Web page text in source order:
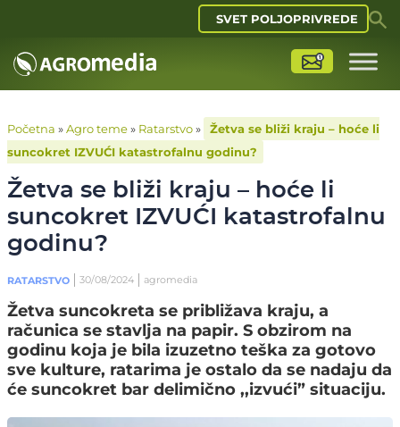
SVET POLJOPRIVREDE
Početna »Agro teme» Ratarstvo»
Žetva se bliži kraju – hoće li
suncokret IZVUĆI katastrofalnu godinu?
Žetva se bliži kraju – hoće li
suncokret IZVUĆI katastrofalnu
godinu?
RATARSTVO 30/08/2024 agromedia
Žetva suncokreta se približava kraju, a
računica se stavlja na papir. S obzirom na
godinu koja je bila izuzetno teška za gotovo
sve kulture, ratarima je ostalo da se nadaju da
će suncokret bar delimično ,,izvući” situaciju.